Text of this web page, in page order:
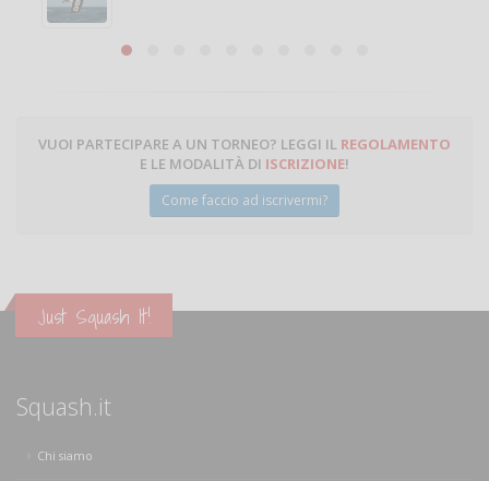
VUOI PARTECIPARE A UN TORNEO? LEGGI IL REGOLAMENTO
E LE MODALITÀ DI ISCRIZIONE!
Come faccio ad iscrivermi?
Just Squash It!
Squash.it
Chi siamo